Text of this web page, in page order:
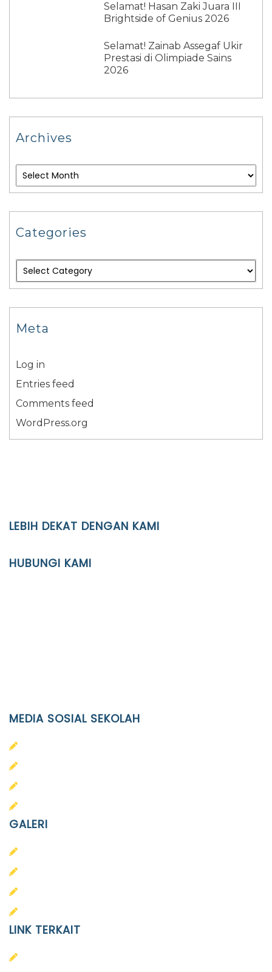
Selamat! Hasan Zaki Juara III
Brightside of Genius 2026
Selamat! Zainab Assegaf Ukir
Prestasi di Olimpiade Sains
2026
Archives
Categories
Meta
Log in
Entries feed
Comments feed
WordPress.org
LEBIH DEKAT DENGAN KAMI
HUBUNGI KAMI
MEDIA SOSIAL SEKOLAH
GALERI
LINK TERKAIT